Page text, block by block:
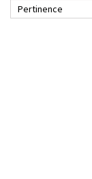
Pertinence